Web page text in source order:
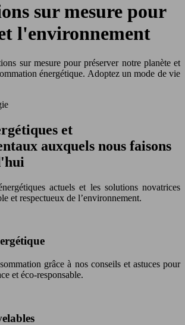
sur mesure pour
l'environnement
sur mesure pour préserver notre planète et
énergétique. Adoptez un mode de vie
et
auxquels nous faisons
actuels et les solutions novatrices
et respectueux de l’environnement.
grâce à nos conseils et astuces pour
et éco-responsable.